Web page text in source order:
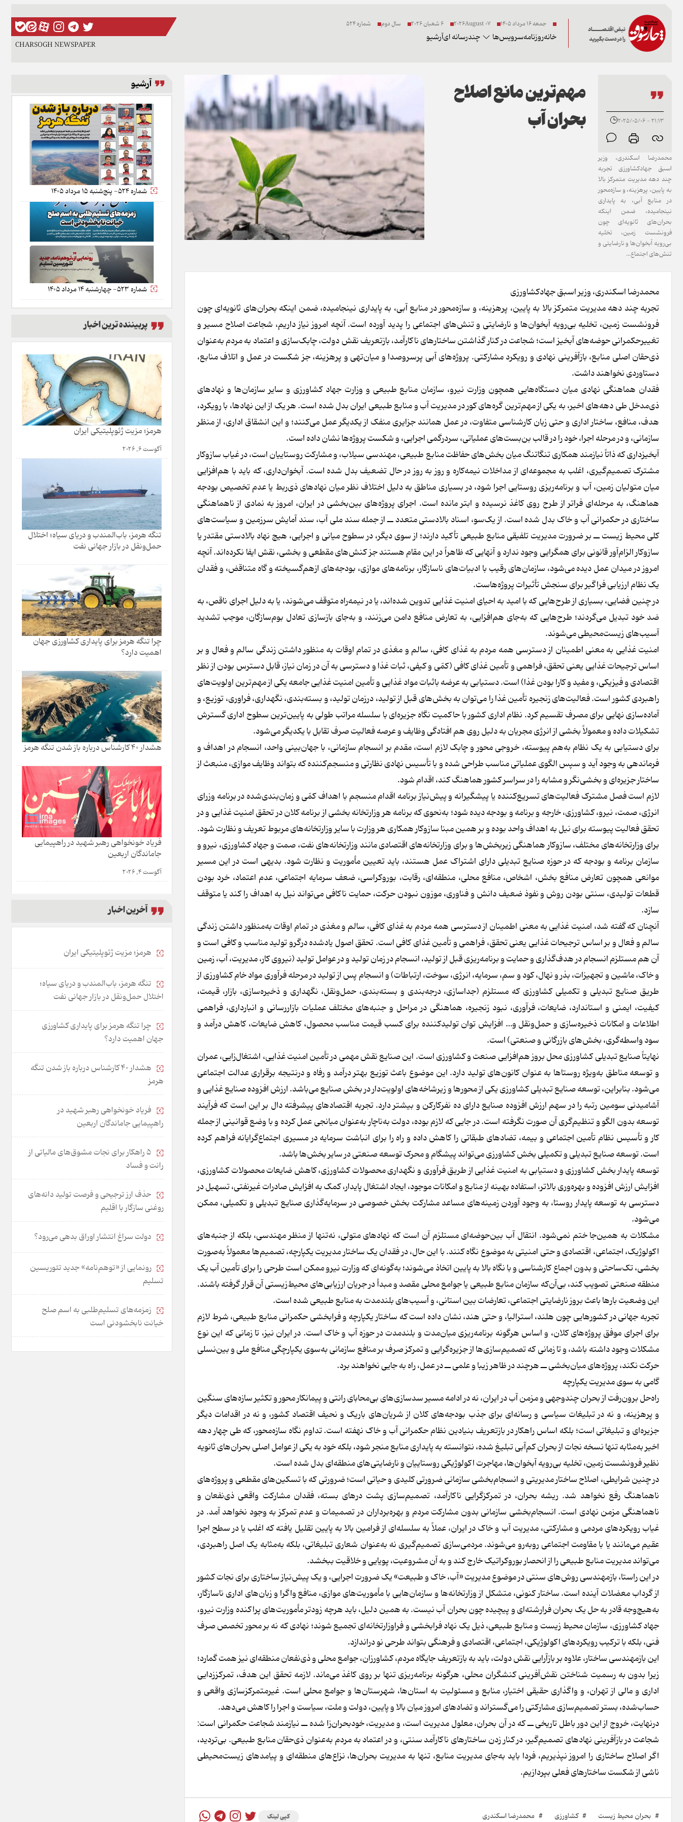
جمعه ۱۶ مرداد ۱۴۰۵ 07 2026August 6 شعبان 2026 سال دوم شماره 524
خانهروزنامهسرویس‌ها چندرسانه ایآرشیو
CHARSOGH NEWSPAPER
21:13 - 2025/05/06
محمدرضا اسکندری، وزیر
اسبق جهادکشاورزی تجربه
چند دهه مدیریت متمرکز بالا
به پایین، پرهزینه، و سازه‌محور
در منابع آبی، به پایداری
نینجامیده، ضمن اینکه
بحران‌های ثانویه‌ای چون
فرونشست زمین، تخلیه
بی‌رویه آبخوان‌ها و نارضایتی و
تنش‌های اجتماع...
مهم‌ترین مانع اصلاح
بحران آب
محمدرضا اسکندری، وزیر اسبق جهادکشاورزی
تجربه چند دهه مدیریت متمرکز بالا به پایین، پرهزینه، و سازه‌محور در منابع آبی، به پایداری نینجامیده، ضمن اینکه بحران‌های ثانویه‌ای چون
فرونشست زمین، تخلیه بی‌رویه آبخوان‌ها و نارضایتی و تنش‌های اجتماعی را پدید آورده است. آنچه امروز نیاز داریم، شجاعت اصلاح مسیر و
تغییرحکمرانی حوضه‌های آبخیز است؛ شجاعت در کنار گذاشتن ساختارهای ناکارآمد، بازتعریف نقش دولت، چابک‌سازی و اعتماد به مردم به‌عنوان
ذی‌حقان اصلی منابع، بازآفرینی نهادی و رویکرد مشارکتی. پروژه‌های آبی پرسروصدا و میان‌تهی و پرهزینه، جز شکست در عمل و اتلاف منابع،
دستاوردی نخواهند داشت.
فقدان هماهنگی نهادی میان دستگاه‌هایی همچون وزارت نیرو، سازمان منابع طبیعی و وزارت جهاد کشاورزی و سایر سازمان‌ها و نهادهای
ذی‌مدخل طی دهه‌های اخیر، به یکی از مهم‌ترین گره‌های کور در مدیریت آب و منابع طبیعی ایران بدل شده است. هر یک از این نهادها، با رویکرد،
هدف، منافع، ساختار اداری و حتی زبان کارشناسی متفاوت، در عمل همانند جزایری منفک از یکدیگر عمل می‌کنند؛ و این انشقاق اداری، از منظر
سازمانی، و در مرحله اجرا، خود را در قالب بن‌بست‌های عملیاتی، سردرگمی اجرایی، و شکست پروژه‌ها نشان داده است.
آبخیزداری که ذاتاً نیازمند همکاری تنگاتنگ میان بخش‌های حفاظت منابع طبیعی، مهندسی سیلاب، و مشارکت روستاییان است، در غیاب سازوکار
مشترک تصمیم‌گیری، اغلب به مجموعه‌ای از مداخلات نیمه‌کاره و روز به روز در حال تضعیف بدل شده است. آبخوان‌داری، که باید با هم‌افزایی
میان متولیان زمین، آب و برنامه‌ریزی روستایی اجرا شود، در بسیاری مناطق به دلیل اختلاف نظر میان نهادهای ذی‌ربط یا عدم تخصیص بودجه
هماهنگ، به مرحله‌ای فراتر از طرح روی کاغذ نرسیده و ابتر مانده است. اجرای پروژه‌های بین‌بخشی در ایران، امروز به نمادی از ناهماهنگی
ساختاری در حکمرانی آب و خاک بدل شده است. از یک‌سو، اسناد بالادستی متعدد ــ از جمله سند ملی آب، سند آمایش سرزمین و سیاست‌های
کلی محیط زیست ــ بر ضرورت مدیریت تلفیقی منابع طبیعی تأکید دارند؛ از سوی دیگر، در سطوح میانی و اجرایی، هیچ نهاد بالادستی مقتدر یا
سازوکار الزام‌آور قانونی برای همگرایی وجود ندارد و آنهایی که ظاهراً در این مقام هستند جز کنش‌های مقطعی و بخشی، نقش ایفا نکرده‌اند. آنچه
امروز در میدان عمل دیده می‌شود، سازمان‌های رقیب با ادبیات‌های ناسازگار، برنامه‌های موازی، بودجه‌های ازهم‌گسیخته و گاه متناقض، و فقدان
یک نظام ارزیابی فراگیر برای سنجش تأثیرات پروژه‌هاست.
در چنین فضایی، بسیاری از طرح‌هایی که با امید به احیای امنیت غذایی تدوین شده‌اند، یا در نیمه‌راه متوقف می‌شوند، یا به دلیل اجرای ناقص، به
ضد خود تبدیل می‌گردند؛ طرح‌هایی که به‌جای هم‌افزایی، به تعارض منافع دامن می‌زنند، و به‌جای بازسازی تعادل بوم‌سازگان، موجب تشدید
آسیب‌های زیست‌محیطی می‌شوند.
امنیت غذایی به معنی اطمینان از دسترسی همه مردم به غذای کافی، سالم و مغذی در تمام اوقات به منظور داشتن زندگی سالم و فعال و بر
اساس ترجیحات غذایی یعنی تحقق، فراهمی و تأمین غذای کافی (کمّی و کیفی، ثبات غذا و دسترسی به آن در زمان نیاز، قابل دسترس بودن از نظر
اقتصادی و فیزیکی، و مفید و کارا بودن غذا) است. دستیابی به عرضه باثبات مواد غذایی و تأمین امنیت غذایی جامعه یکی از مهم‌ترین اولویت‌های
راهبردی کشور است. فعالیت‌های زنجیره تأمین غذا را می‌توان به بخش‌های قبل از تولید، درزمان تولید، و بسته‌بندی، نگهداری، فراوری، توزیع، و
آماده‌سازی نهایی برای مصرف تقسیم کرد. نظام اداری کشور با حاکمیت نگاه جزیره‌ای با سلسله مراتب طولی به پایین‌ترین سطوح اداری گسترش
تشکیلات داده و معمولاً بخشی از انرژی مجریان به دلیل روی هم افتادگی وظایف و عرصه فعالیت صرف تقابل با یکدیگر می‌شود.
برای دستیابی به یک نظام به‌هم پیوسته، خروجی محور و چابک لازم است، مقدم بر انسجام سازمانی، با جهان‌بینی واحد، انسجام در اهداف و
فرماندهی به وجود آید و سپس الگوی عملیاتی مناسب طراحی شده و با تأسیس نهادی نظارتی و منسجم‌کننده که بتواند وظایف موازی، منبعث از
ساختار جزیره‌ای و بخشی‌نگر و مشابه را در سراسر کشور هماهنگ کند، اقدام شود.
لازم است فصل مشترک فعالیت‌های تسریع‌کننده یا پیشگیرانه و پیش‌نیاز برنامه اقدام منسجم با اهداف کمّی و زمان‌بندی‌شده در برنامه وزرای
انرژی، صمت، نیرو، کشاورزی، خارجه و برنامه و بودجه دیده شود؛ به‌نحوی که برنامه هر وزارتخانه بخشی از برنامه کلان در تحقق امنیت غذایی و در
تحقق فعالیت پیوسته برای نیل به اهداف واحد بوده و بر همین مبنا سازوکار همکاری هر وزارت با سایر وزارتخانه‌های مربوط تعریف و نظارت شود.
برای وزارتخانه‌های مختلف، سازوکار هماهنگی زیربخش‌ها و برای وزارتخانه‌های اقتصادی مانند وزارتخانه‌های نفت، صمت و جهاد کشاورزی، نیرو و
سازمان برنامه و بودجه که در حوزه صنایع تبدیلی دارای اشتراک عمل هستند، باید تعیین مأموریت و نظارت شود. بدیهی است در این مسیر
موانعی همچون تعارض منافع بخش، اشخاص، منافع محلی، منطقه‌ای، رقابت، بوروکراسی، ضعف سرمایه اجتماعی، عدم اعتماد، خرد بودن
قطعات تولیدی، سنتی بودن روش و نفوذ ضعیف دانش و فناوری، موزون نبودن حرکت، حمایت ناکافی می‌تواند نیل به اهداف را کند یا متوقف
سازد.
آنچنان که گفته شد، امنیت غذایی به معنی اطمینان از دسترسی همه مردم به غذای کافی، سالم و مغذی در تمام اوقات به‌منظور داشتن زندگی
سالم و فعال و بر اساس ترجیحات غذایی یعنی تحقق، فراهمی و تأمین غذای کافی است. تحقق اصول یادشده درگرو تولید مناسب و کافی است و
آن هم مستلزم انسجام در هدف‌گذاری و حمایت و برنامه‌ریزی قبل از تولید، انسجام در زمان تولید و در عوامل تولید (نیروی کار، مدیریت، آب، زمین
و خاک، ماشین و تجهیزات، بذر و نهال، کود و سم، سرمایه، انرژی، سوخت، ارتباطات) و انسجام پس از تولید در مرحله فرآوری مواد خام کشاورزی از
طریق صنایع تبدیلی و تکمیلی کشاورزی که مستلزم (جداسازی، درجه‌بندی و بسته‌بندی، حمل‌ونقل، نگهداری و ذخیره‌سازی، بازار، قیمت،
کیفیت، ایمنی و استاندارد، ضایعات، فرآوری، نبود زنجیره، هماهنگی در مراحل و جنبه‌های مختلف عملیات بازاررسانی و انبارداری، فراهمی
اطلاعات و امکانات ذخیره‌سازی و حمل‌ونقل و… افزایش توان تولیدکننده برای کسب قیمت مناسب محصول، کاهش ضایعات، کاهش درآمد و
سود واسطه‌گری، بخش‌های بازرگانی و صنعتی) است.
نهایتاً صنایع تبدیلی کشاورزی محل بروز هم‌افزایی صنعت و کشاورزی است. این صنایع نقش مهمی در تأمین امنیت غذایی، اشتغال‌زایی، عمران
و توسعه مناطق به‌ویژه روستاها به عنوان کانون‌های تولید دارد. این موضوع باعث توزیع بهتر درآمد و رفاه و درنتیجه برقراری عدالت اجتماعی
می‌شود. بنابراین، توسعه صنایع تبدیلی کشاورزی یکی از محورها و زیرشاخه‌های اولویت‌دار در بخش صنایع می‌باشد. ارزش افزوده صنایع غذایی و
آشامیدنی سومین رتبه را در سهم ارزش افزوده صنایع دارای ده نفرکارکن و بیشتر دارد. تجربه اقتصادهای پیشرفته دال بر این است که فرآیند
توسعه بدون الگو و تنظیم‌گری آن صورت نگرفته است. در جایی که لازم بوده، دولت به‌ناچار به‌عنوان میانجی عمل کرده و با وضع قوانینی از جمله
کار و تأسیس نظام تأمین اجتماعی و بیمه، تضادهای طبقاتی را کاهش داده و راه را برای انباشت سرمایه در مسیری اجتماع‌گرایانه فراهم کرده
است. توسعه صنایع تبدیلی و تکمیلی بخش کشاورزی می‌تواند پیشگام و محرک توسعه صنعتی در سایر بخش‌ها باشد.
توسعه پایدار بخش کشاورزی و دستیابی به امنیت غذایی از طریق فرآوری و نگهداری محصولات کشاورزی، کاهش ضایعات محصولات کشاورزی،
افزایش ارزش افزوده و بهره‌وری بالاتر، استفاده بهینه از منابع و امکانات موجود، ایجاد اشتغال پایدار، کمک به افزایش صادرات غیرنفتی، تسهیل در
دسترسی به توسعه پایدار روستا، به وجود آوردن زمینه‌های مساعد مشارکت بخش خصوصی در سرمایه‌گذاری صنایع تبدیلی و تکمیلی، ممکن
می‌شود.
مشکلات به همین‌جا ختم نمی‌شود. انتقال آب بین‌حوضه‌ای مستلزم آن است که نهادهای متولی، نه‌تنها از منظر مهندسی، بلکه از جنبه‌های
اکولوژیک، اجتماعی، اقتصادی و حتی امنیتی به موضوع نگاه کنند. با این حال، در فقدان یک ساختار مدیریت یکپارچه، تصمیم‌ها معمولاً به‌صورت
بخشی، تک‌ساحتی و بدون اجماع کارشناسی و با نگاه بالا به پایین اتخاذ می‌شوند؛ به‌گونه‌ای که وزارت نیرو ممکن است طرحی را برای تأمین آب یک
منطقه صنعتی تصویب کند، بی‌آن‌که سازمان منابع طبیعی یا جوامع محلی مقصد و مبدأ در جریان ارزیابی‌های محیط‌زیستی آن قرار گرفته باشند.
این وضعیت بارها باعث بروز نارضایتی اجتماعی، تعارضات بین استانی، و آسیب‌های بلندمدت به منابع طبیعی شده است.
تجربه جهانی در کشورهایی چون هلند، استرالیا، و حتی هند، نشان داده است که ساختار یکپارچه و فرابخشی حکمرانی منابع طبیعی، شرط لازم
برای اجرای موفق پروژه‌های کلان، و اساس هرگونه برنامه‌ریزی میان‌مدت و بلندمدت در حوزه آب و خاک است. در ایران نیز، تا زمانی که این نوع
مشکلات وجود داشته باشد، و تا زمانی که تصمیم‌سازی‌ها از جزیره‌گرایی و تمرکز صرف بر منافع سازمانی به‌سوی یکپارچگی منافع ملی و بین‌نسلی
حرکت نکند، پروژه‌های میان‌بخشی ــ هرچند در ظاهر زیبا و علمی ــ در عمل، راه به جایی نخواهند برد.
گامی به سوی مدیریت یکپارچه
راه‌حل برون‌رفت از بحران چندوجهی و مزمن آب در ایران، نه در ادامه مسیر سدسازی‌های بی‌محابای رانتی و پیمانکار محور و تکثیر سازه‌های سنگین
و پرهزینه، و نه در تبلیغات سیاسی و رسانه‌ای برای جذب بودجه‌های کلان از شریان‌های باریک و نحیف اقتصاد کشور، و نه در اقدامات دیگر
جزیره‌ای و تبلیغاتی است؛ بلکه اساس راهکار در بازتعریف بنیادین نظام حکمرانی آب و خاک نهفته است. تداوم نگاه سازه‌محور، که طی چهار دهه
اخیر به‌مثابه تنها نسخه نجات از بحران کم‌آبی تبلیغ شده، نتوانسته به پایداری منابع منجر شود، بلکه خود به یکی از عوامل اصلی بحران‌های ثانویه
نظیر فرونشست زمین، تخلیه بی‌رویه آبخوان‌ها، مهاجرت اکولوژیکی روستاییان و نارضایتی‌های منطقه‌ای بدل شده است.
در چنین شرایطی، اصلاح ساختار مدیریتی و انسجام‌بخشی سازمانی ضرورتی کلیدی و حیاتی است؛ ضرورتی که با تسکین‌های مقطعی و پروژه‌های
ناهماهنگ رفع نخواهد شد. ریشه بحران، در تمرکزگرایی ناکارآمد، تصمیم‌سازی پشت درهای بسته، فقدان مشارکت واقعی ذی‌نفعان و
ناهماهنگی مزمن نهادی است. انسجام‌بخشی سازمانی بدون مشارکت مردم و بهره‌برداران در تصمیمات و عدم تمرکز به وجود نخواهد آمد. در
غیاب رویکردهای مردمی و مشارکتی، مدیریت آب و خاک در ایران، عملاً به سلسله‌ای از فرامین بالا به پایین تقلیل یافته که اغلب یا در سطح اجرا
عقیم می‌مانند یا با مقاومت اجتماعی روبه‌رو می‌شوند. مردمی‌سازی تصمیم‌گیری نه به‌عنوان شعاری تبلیغاتی، بلکه به‌مثابه یک اصل راهبردی،
می‌تواند مدیریت منابع طبیعی را از انحصار بوروکراتیک خارج کند و به آن مشروعیت، پویایی و خلاقیت ببخشد.
در این راستا، بازمهندسی روش‌های سنتی در موضوع مدیریت «آب، خاک و طبیعت» یک ضرورت اجرایی، و یک پیش‌نیاز ساختاری برای نجات کشور
از گرداب معضلات آینده است. ساختار کنونی، متشکل از وزارتخانه‌ها و سازمان‌هایی با مأموریت‌های موازی، منافع واگرا و زبان‌های اداری ناسازگار،
به‌هیچ‌وجه قادر به حل یک بحران فرارشته‌ای و پیچیده چون بحران آب نیست. به همین دلیل، باید هرچه زودتر مأموریت‌های پراکنده وزارت نیرو،
جهاد کشاورزی، سازمان محیط زیست و منابع طبیعی، ذیل یک نهاد فرابخشی و فراوزارتخانه‌ای تجمیع شوند؛ نهادی که نه بر محور تخصص صرف
فنی، بلکه با ترکیب رویکردهای اکولوژیکی، اجتماعی، اقتصادی و فرهنگی بتواند طرحی نو دراندازد.
این بازمهندسی ساختار، علاوه بر بازآرایی نقش دولت، باید به بازتعریف جایگاه مردم، کشاورزان، جوامع محلی و ذی‌نفعان منطقه‌ای نیز همت گمارد؛
زیرا بدون به رسمیت شناختن نقش‌آفرینی کنشگران محلی، هرگونه برنامه‌ریزی تنها بر روی کاغذ می‌ماند. لازمه تحقق این هدف، تمرکززدایی
اداری و مالی از تهران، و واگذاری حقیقی اختیار، منابع و مسئولیت به استان‌ها، شهرستان‌ها و جوامع محلی است. غیرمتمرکزسازی واقعی و
حساب‌شده، بستر تصمیم‌سازی مشارکتی را می‌گستراند و تضادهای امروز میان بالا و پایین، دولت و ملت، سیاست و اجرا را کاهش می‌دهد.
درنهایت، خروج از این دور باطل تاریخی ــ که در آن بحران، معلول مدیریت است، و مدیریت، خودبحران‌زا شده ــ نیازمند شجاعت حکمرانی است:
شجاعت در بازآفرینی نهادهای تصمیم‌گیر، در کنار زدن ساختارهای ناکارآمد سنتی، و در اعتماد به مردم به‌عنوان ذی‌حقان منابع طبیعی. بی‌تردید،
اگر اصلاح ساختاری را امروز نپذیریم، فردا باید به‌جای مدیریت منابع، تنها به مدیریت بحران‌ها، نزاع‌های منطقه‌ای و پیامدهای زیست‌محیطی
ناشی از شکست ساختارهای فعلی بپردازیم.
# بحران محیط زیست # کشاورزی # محمدرضا اسکندری کپی لینک
آرشیو
شماره 524- پنج‌شنبه 15 مرداد 1405
شماره 523- چهارشنبه 14 مرداد 1405
پربیننده ترین اخبار
هرمز؛ مزیت ژئوپلیتیکی ایران
آگوست 6, 2026
تنگه هرمز، باب‌المندب و دریای سیاه؛ اختلال
حمل‌ونقل در بازار جهانی نفت
چرا تنگه هرمز برای پایداری کشاورزی جهان
اهمیت دارد؟
هشدار 40 کارشناس درباره باز شدن تنگه هرمز
فریاد خونخواهی رهبر شهید در راهپیمایی
جاماندگان اربعین
آگوست 4, 2026
آخرین اخبار
هرمز؛ مزیت ژئوپلیتیکی ایران
تنگه هرمز، باب‌المندب و دریای سیاه؛
اختلال حمل‌ونقل در بازار جهانی نفت
چرا تنگه هرمز برای پایداری کشاورزی
جهان اهمیت دارد؟
هشدار 40 کارشناس درباره باز شدن تنگه
هرمز
فریاد خونخواهی رهبر شهید در
راهپیمایی جاماندگان اربعین
۵ راهکار برای نجات مشوق‌های مالیاتی از
رانت و فساد
حذف ارز ترجیحی و فرصت تولید دانه‌های
روغنی سازگار با اقلیم
دولت سراغ انتشار اوراق بدهی می‌رود؟
رونمایی از «توهم‌نامه» جدید تئور‌یسین
تسلیم
زمزمه‌های تسلیم‌طلبی به اسم صلح
خیانت نابخشودنی است